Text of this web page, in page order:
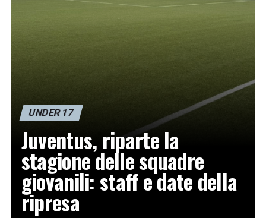
UNDER 17
Juventus, riparte la
stagione delle squadre
giovanili: staff e date della
ripresa